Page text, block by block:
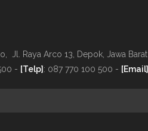
Jl. Raya Arco 13, Depok, Jawa Barat
- [Telp] : 087 770 100 500 - [Email]